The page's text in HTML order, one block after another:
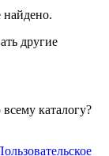
другие
каталогу?